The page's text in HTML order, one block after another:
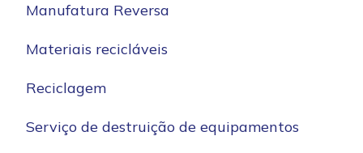
Manufatura Reversa
Materiais recicláveis
Reciclagem
Serviço de destruição de equipamentos